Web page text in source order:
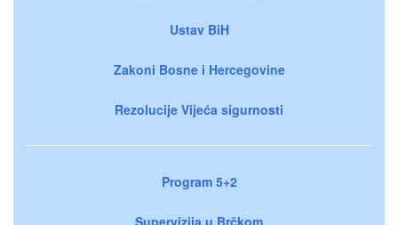
Ustav BiH
Zakoni Bosne i Hercegovine
Rezolucije Vijeća sigurnosti
Program 5+2
Supervizija u Brčkom